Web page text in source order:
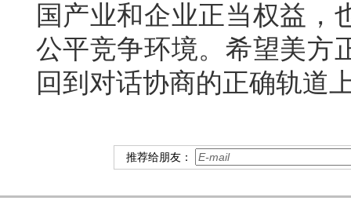
国产业和企业正当权益，
公平竞争环境。希望美方
回到对话协商的正确轨道
推荐给朋友：